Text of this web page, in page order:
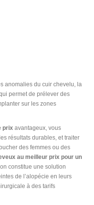
anomalies du cuir chevelu, la
permet de prélever des
sur les zones
prix avantageux, vous
résultats durables, et traiter
des femmes ou des
au meilleur prix pour un
constitue une solution
de l’alopécie en leurs
à des tarifs